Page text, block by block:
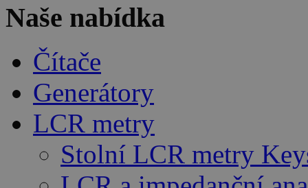
Naše nabídka
Čítače
Generátory
LCR metry
Stolní LCR metry